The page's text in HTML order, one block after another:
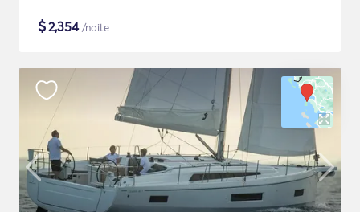
$2,354/noite